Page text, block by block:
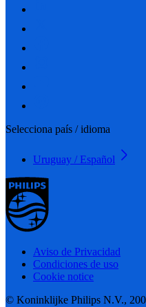
Selecciona país / idioma
Uruguay / Español
Aviso de Privacidad
Condiciones de uso
Cookie notice
© Koninklijke Philips N.V.,